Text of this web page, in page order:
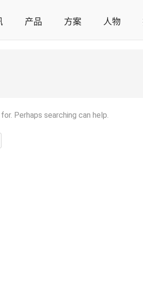
，智能家居解决方案，智能家居技术应用，智能
产品 方案 人物
Perhaps searching can help.